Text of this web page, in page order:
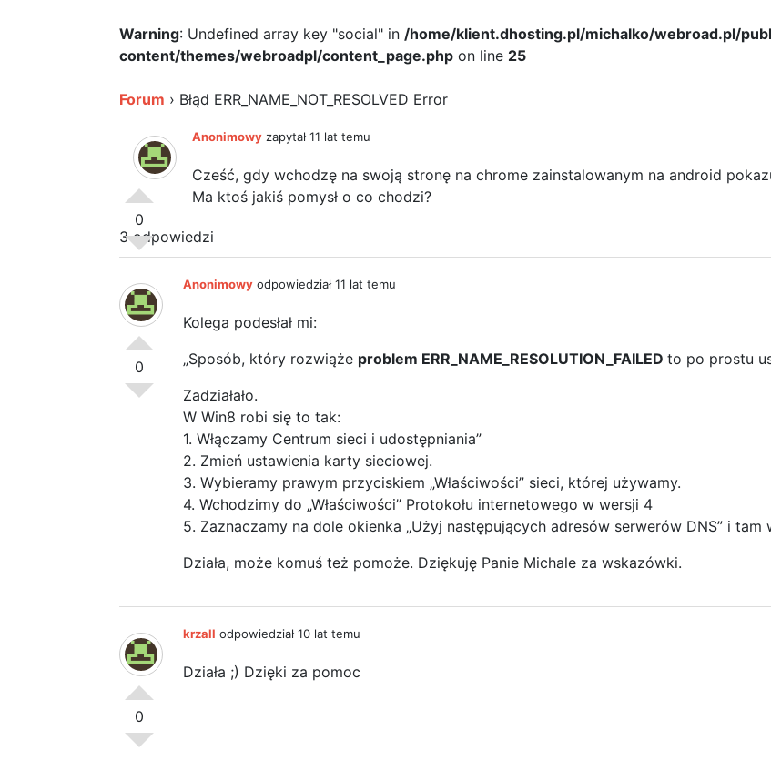
Warning: Undefined array key "social" in /home/klient.dhosting.pl/michalko/webroad.pl/
content/themes/webroadpl/content_page.phpon line 25
Forum › Błąd ERR_NAME_NOT_RESOLVED Error
0
Anonimowyzapytał 11 lat temu
Cześć, gdy wchodzę na swoją stronę na chrome zainstalowanym na android
Ma ktoś jakiś pomysł o co chodzi?
3 odpowiedzi
0
Anonimowyodpowiedział 11 lat temu
Kolega podesłał mi:
„Sposób, który rozwiąże problem ERR_NAME_RESOLUTION_FAILED to po prostu
Zadziałało.
W Win8 robi się to tak:
1. Włączamy Centrum sieci i udostępniania”
2. Zmień ustawienia karty sieciowej.
3. Wybieramy prawym przyciskiem „Właściwości” sieci, której używamy.
4. Wchodzimy do „Właściwości” Protokołu internetowego w wersji 4
5. Zaznaczamy na dole okienka „Użyj następujących adresów serwerów DNS” i tam
Działa, może komuś też pomoże. Dziękuję Panie Michale za wskazówki.
0
krzall odpowiedział 10 lat temu
Działa ;) Dzięki za pomoc